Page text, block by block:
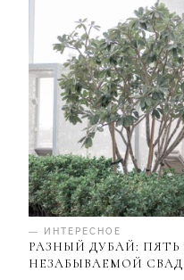
— ИНТЕРЕСНОЕ
РАЗНЫЙ ДУБАЙ:
НЕЗАБЫВАЕМОЙ